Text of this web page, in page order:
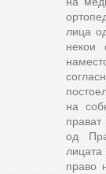
лица
некои
на
од
лицата
право